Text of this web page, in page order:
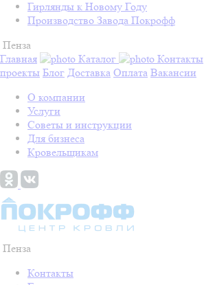
Гирлянды к Новому Году
Производство Завода Покрофф
Пенза
Главная
Каталог Контакты
проекты Блог Доставка Оплата Вакансии
О компании
Услуги
Советы и инструкции
Для бизнеса
Кровельщикам
Пенза
Контакты